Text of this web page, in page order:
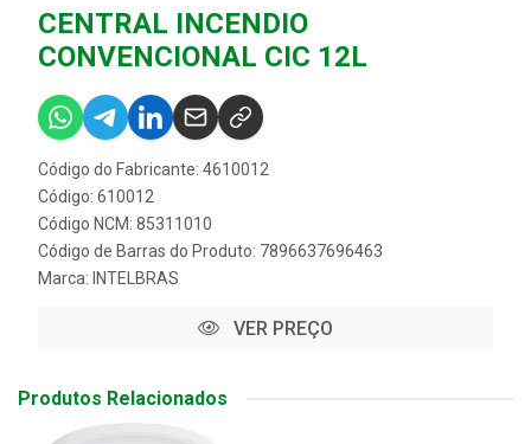
CENTRAL INCENDIO
CONVENCIONAL CIC 12L
Código do Fabricante: 4610012
Código: 610012
Código NCM: 85311010
Código de Barras do Produto: 7896637696463
Marca: INTELBRAS
VER PREÇO
Produtos Relacionados